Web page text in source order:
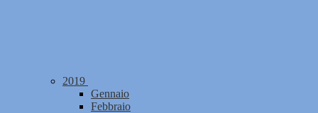
2019
Gennaio
Febbraio